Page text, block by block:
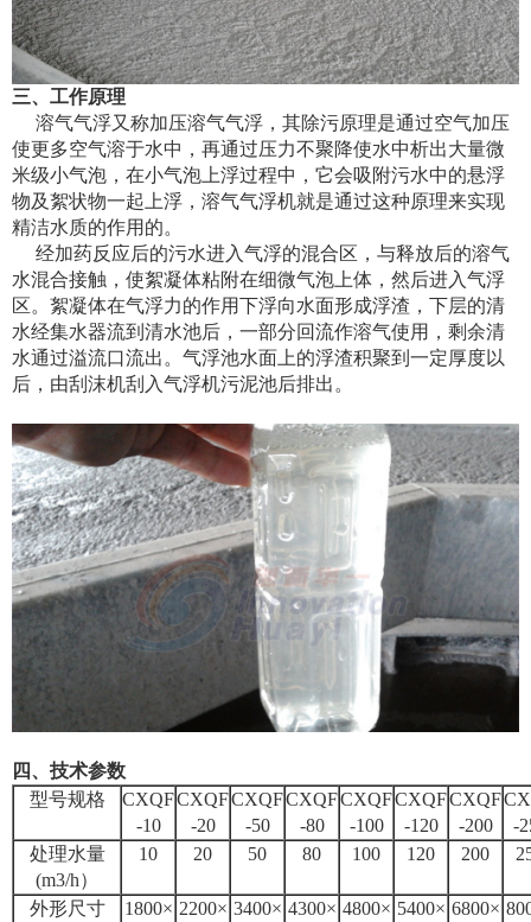
三、工作原理
溶气气浮又称加压溶气气浮，其除污原理是通过空气加压
使更多空气溶于水中，再通过压力不聚降使水中析出大量微
米级小气泡，在小气泡上浮过程中，它会吸附污水中的悬浮
物及絮状物一起上浮，溶气气浮机就是通过这种原理来实现
精洁水质的作用的。
经加药反应后的污水进入气浮的混合区，与释放后的溶气
水混合接触，使絮凝体粘附在细微气泡上体，然后进入气浮
区。絮凝体在气浮力的作用下浮向水面形成浮渣，下层的清
水经集水器流到清水池后，一部分回流作溶气使用，剩余清
水通过溢流口流出。气浮池水面上的浮渣积聚到一定厚度以
后，由刮沫机刮入气浮机污泥池后排出。
四、技术参数
型号规格
CXQF
-10
CXQF
-20
CXQF
-50
CXQF
-80
CXQF
-100
CXQF
-120
CXQF
-200
-
处理水量
(m3/h）
10 20 50 80 100 120 200
外形尺寸
1800× 2200× 3400× 4300× 4800× 5400× 6800×